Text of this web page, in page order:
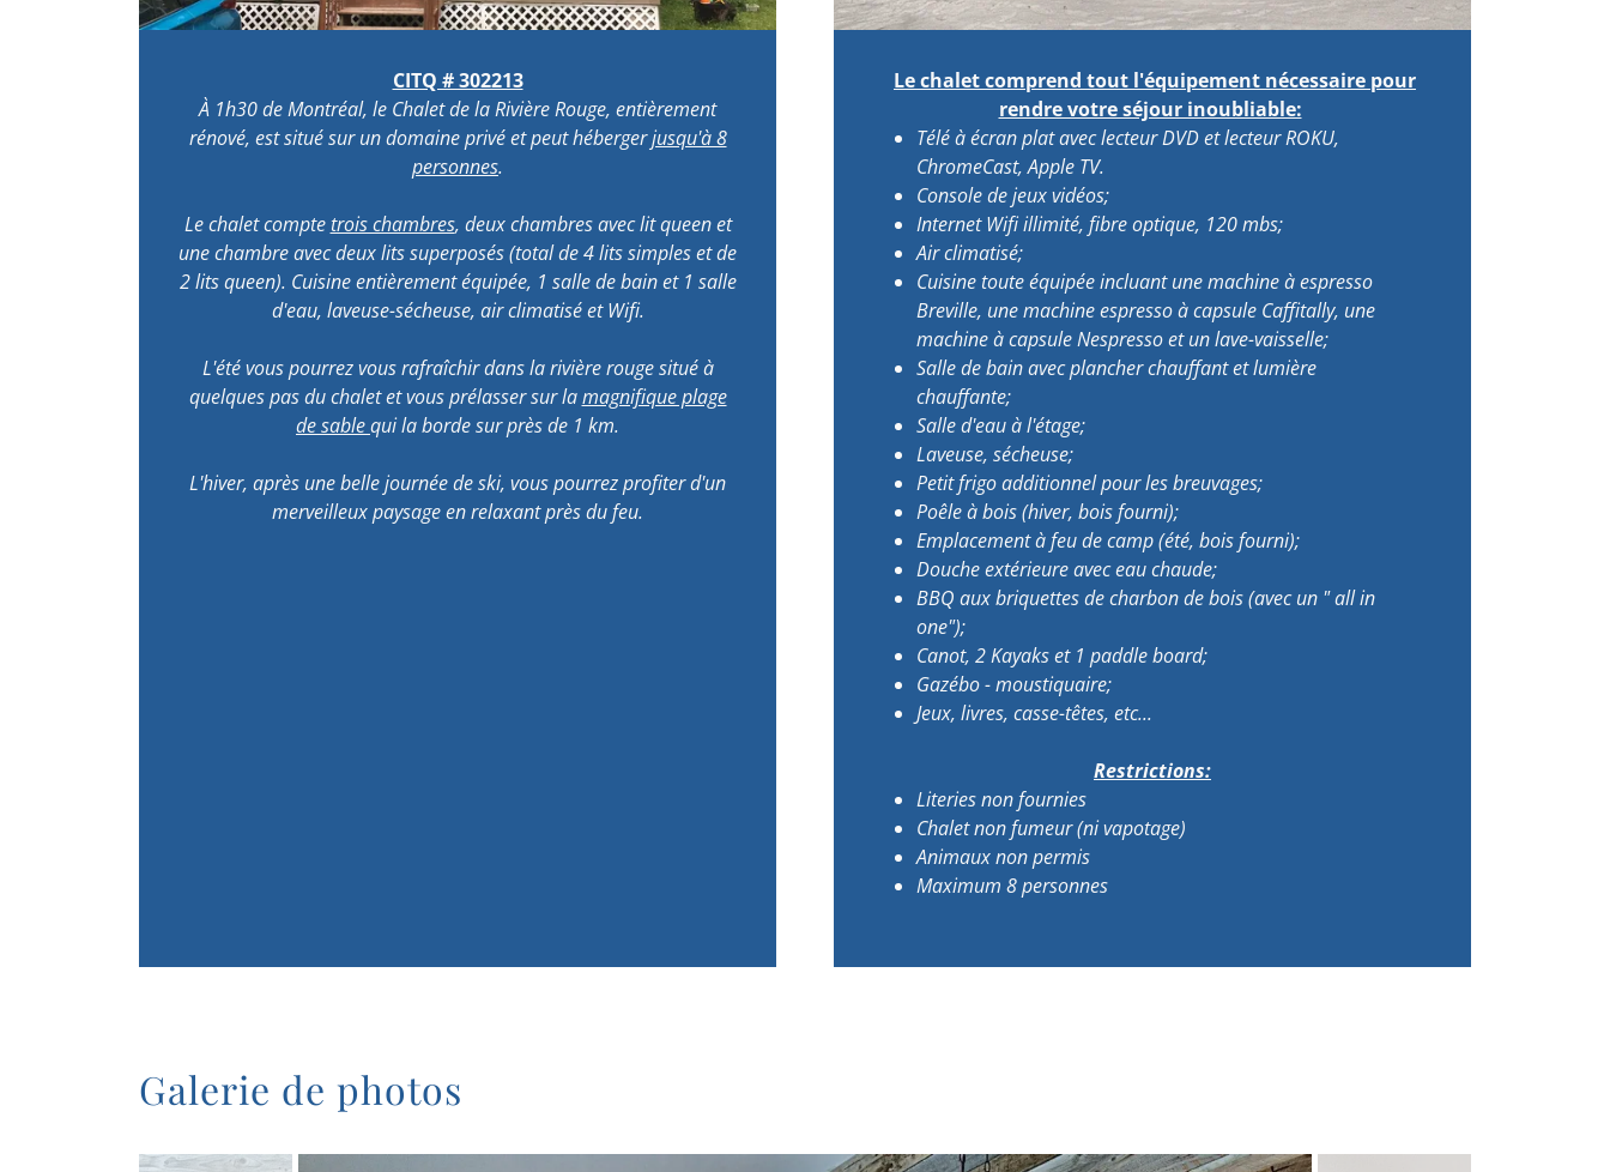
CITQ # 302213
À 1h30 de Montréal, le Chalet de la Rivière Rouge, entièrement
rénové, est situé sur un domaine privé et peut hébergerjusqu'à 8
personnes.
Le chalet comptetrois chambres, deux chambres avec lit queen et
une chambre avec deux lits superposés (total de 4 lits simples et de
2 lits queen). Cuisine entièrement équipée, 1 salle de bain et 1 salle
d'eau, laveuse-sécheuse, air climatisé et Wifi.
L'été vous pourrez vous rafraîchir dans la rivière rouge situé à
quelques pas du chalet et vous prélasser sur lamagnifique plage
de sablequi la borde sur près de 1 km.
L'hiver, après une belle journée de ski, vous pourrez profiter d'un
merveilleux paysage en relaxant près du feu.
Le chalet comprend tout l'équipement nécessaire pour
rendre votre séjour inoubliable:
Télé à écran plat avec lecteur DVD et lecteur ROKU,
ChromeCast, Apple TV.
Console de jeux vidéos;
Internet Wifi illimité, fibre optique, 120 mbs;
Air climatisé;
Cuisine toute équipée incluant une machine à espresso
Breville, une machine espresso à capsule Caffitally, une
machine à capsule Nespresso et un lave-vaisselle;
Salle de bain avec plancher chauffant et lumière
chauffante;
Salle d'eau à l'étage;
Laveuse, sécheuse;
Petit frigo additionnel pour les breuvages;
Poêle à bois (hiver, bois fourni);
Emplacement à feu de camp (été, bois fourni);
Douche extérieure avec eau chaude;
BBQ aux briquettes de charbon de bois (avec un " all in
one");
Canot, 2 Kayaks et 1 paddle board;
Gazébo - moustiquaire;
Jeux, livres, casse-têtes, etc...
Restrictions:
Literies non fournies
Chalet non fumeur (ni vapotage)
Animaux non permis
Maximum 8 personnes
Galerie de photos